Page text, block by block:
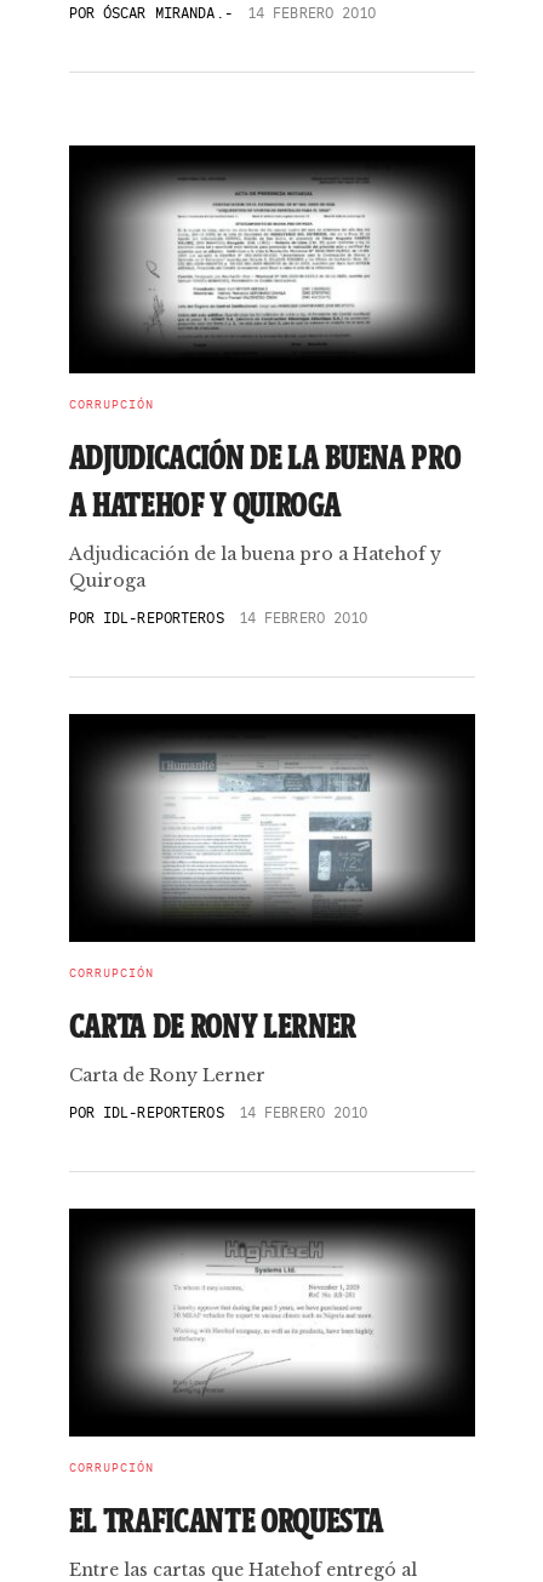
PORÓSCAR MIRANDA.- 14 FEBRERO 2010
CORRUPCIÓN
ADJUDICACIÓN DE LA BUENA PRO
A HATEHOF Y QUIROGA
Adjudicación de la buena pro a Hatehof y
Quiroga
POR IDL-REPORTEROS 14 FEBRERO 2010
CORRUPCIÓN
CARTA DE RONY LERNER
Carta de Rony Lerner
POR IDL-REPORTEROS 14 FEBRERO 2010
CORRUPCIÓN
EL TRAFICANTE ORQUESTA
Entre las cartas que Hatehof entregó al